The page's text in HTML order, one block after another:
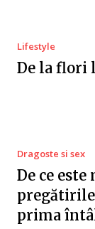
Lifestyle
De la flori
Dragoste si sex
De ce
prima